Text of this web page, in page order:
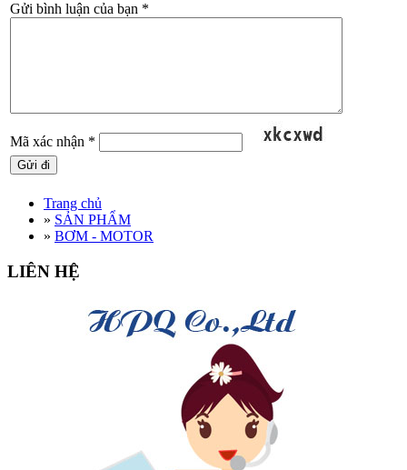
Gửi bình luận của bạn *
Mã xác nhận *
Trang chủ
» SẢN PHẨM
» BƠM - MOTOR
LIÊN HỆ